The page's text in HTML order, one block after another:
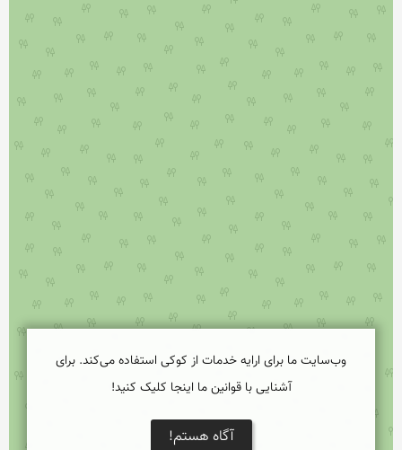
وب‌سایت ما برای ارایه خدمات از کوکی استفاده می‌کند. برای
آشنایی با قوانین ما اینجا کلیک کنید!
آگاه هستم!